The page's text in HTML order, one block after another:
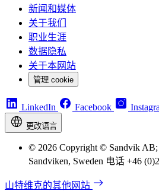
新闻和媒体
关于我们
职业生涯
数据隐私
关于本网站
管理 cookie
LinkedIn Facebook
更改语言
© 2026 Copyright © Sandvik AB;
Sandviken, Sweden 电话 +46
山特维克的其他网站